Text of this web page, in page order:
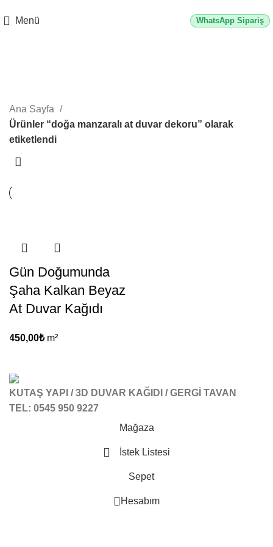
Menü WhatsApp Sipariş
Kategoriler
Ana Sayfa
Ürünler “doğa manzaralı at duvar dekoru” olarak
etiketlendi
Gün Doğumunda
Şaha Kalkan Beyaz
At Duvar Kağıdı
450,00₺m²
KUTAŞ YAPI / 3D DUVAR KAĞIDI / GERGİ TAVAN
TEL: 0545 950 9227
Mağaza
İstek Listesi
Sepet
Hesabım